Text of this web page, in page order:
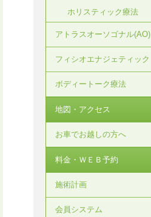
ホリスティック療法
アトラスオーソゴナル(AO)
フィシオエナジェティック
ボディートーク療法
地図・アクセス
お車でお越しの方へ
料金・ＷＥＢ予約
施術計画
会員システム